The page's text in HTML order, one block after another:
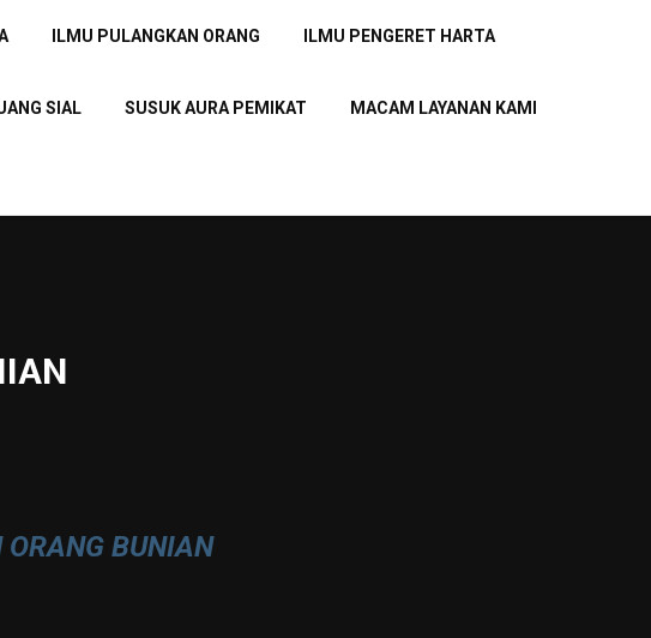
ILMU PULANGKAN ORANG ILMU PENGERET HARTA
SIAL SUSUK AURA PEMIKAT MACAM LAYANAN KAMI
BUNIAN